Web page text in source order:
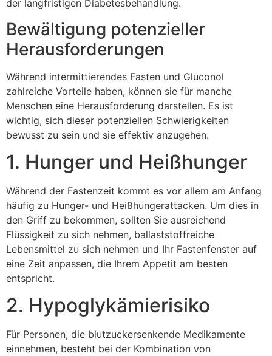
der langfristigen Diabetesbehandlung.
Bewältigung potenzieller
Herausforderungen
Während intermittierendes Fasten und Gluconol
zahlreiche Vorteile haben, können sie für manche
Menschen eine Herausforderung darstellen. Es ist
wichtig, sich dieser potenziellen Schwierigkeiten
bewusst zu sein und sie effektiv anzugehen.
1. Hunger und Heißhunger
Während der Fastenzeit kommt es vor allem am Anfang
häufig zu Hunger- und Heißhungerattacken. Um dies in
den Griff zu bekommen, sollten Sie ausreichend
Flüssigkeit zu sich nehmen, ballaststoffreiche
Lebensmittel zu sich nehmen und Ihr Fastenfenster auf
eine Zeit anpassen, die Ihrem Appetit am besten
entspricht.
2. Hypoglykämierisiko
Für Personen, die blutzuckersenkende Medikamente
einnehmen, besteht bei der Kombination von